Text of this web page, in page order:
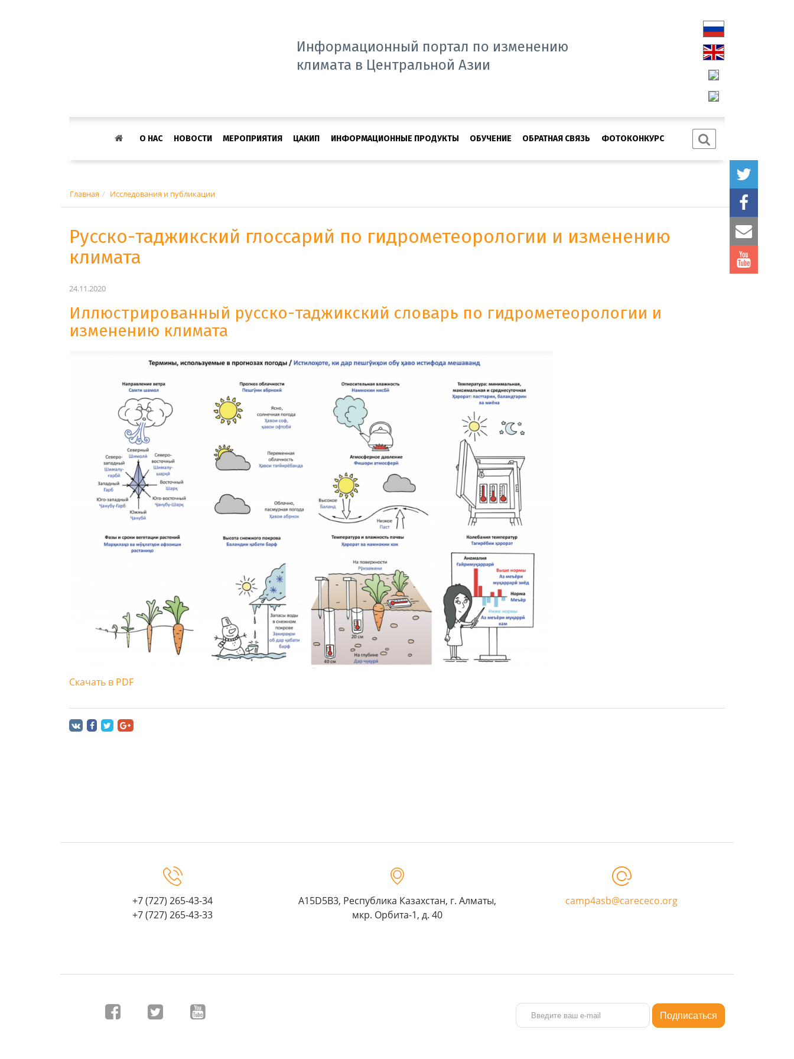
Информационный портал по изменению
климата в Центральной Азии
О НАС НОВОСТИ МЕРОПРИЯТИЯ ЦАКИП ИНФОРМАЦИОННЫЕ ПРОДУКТЫ ОБУЧЕНИЕ ОБРАТНАЯ СВЯЗЬ ФОТОКОНКУРС
Главная Исследования и публикации
Русско-таджикский глоссарий по гидрометеорологии и изменению
климата
24.11.2020
Иллюстрированный русско-таджикский словарь по гидрометеорологии и
изменению климата
Скачать в PDF
+7 (727) 265-43-34
+7 (727) 265-43-33
A15D5B3, Республика Казахстан, г. Алматы,
мкр. Орбита-1, д. 40
camp4asb@carececo.org